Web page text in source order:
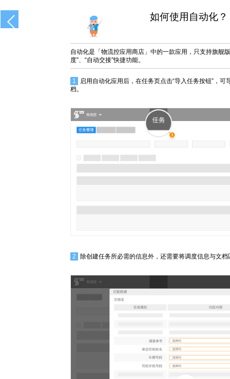
如何使用自动化？
自动化是「物流控应用商店」中的一款应用，只支持旗舰
度”、“自动交接”快捷功能。
1
启用自动化应用后，在任务页点击“导入任务按钮”，可
档。
2 除创建任务所必需的信息外，还需要将调度信息与文档